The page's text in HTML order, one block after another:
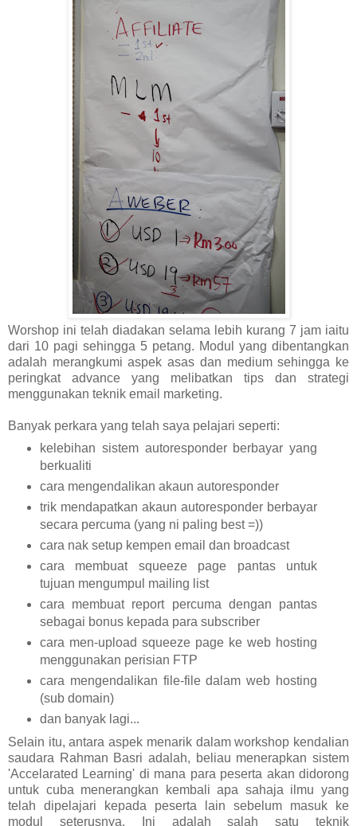
Worshop ini telah diadakan selama lebih kurang 7 jam iaitu
dari 10 pagi sehingga 5 petang. Modul yang dibentangkan
adalah merangkumi aspek asas dan medium sehingga ke
peringkat advance yang melibatkan tips dan strategi
menggunakan teknik email marketing.
Banyak perkara yang telah saya pelajari seperti:
kelebihan sistem autoresponder berbayar yang
berkualiti
cara mengendalikan akaun autoresponder
trik mendapatkan akaun autoresponder berbayar
secara percuma (yang ni paling best =))
cara nak setup kempen email dan broadcast
cara membuat squeeze page pantas untuk
tujuan mengumpul mailing list
cara membuat report percuma dengan pantas
sebagai bonus kepada para subscriber
cara men-upload squeeze page ke web hosting
menggunakan perisian FTP
cara mengendalikan file-file dalam web hosting
(sub domain)
dan banyak lagi...
Selain itu, antara aspek menarik dalam workshop kendalian
saudara Rahman Basri adalah, beliau menerapkan sistem
'Accelarated Learning' di mana para peserta akan didorong
untuk cuba menerangkan kembali apa sahaja ilmu yang
telah dipelajari kepada peserta lain sebelum masuk ke
modul seterusnya. Ini adalah salah satu teknik